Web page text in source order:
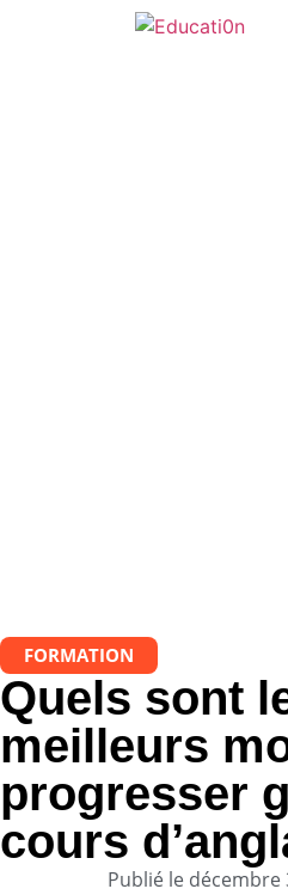
FORMATION
Quels sont
meilleurs
progresser
cours
Publié le décembre